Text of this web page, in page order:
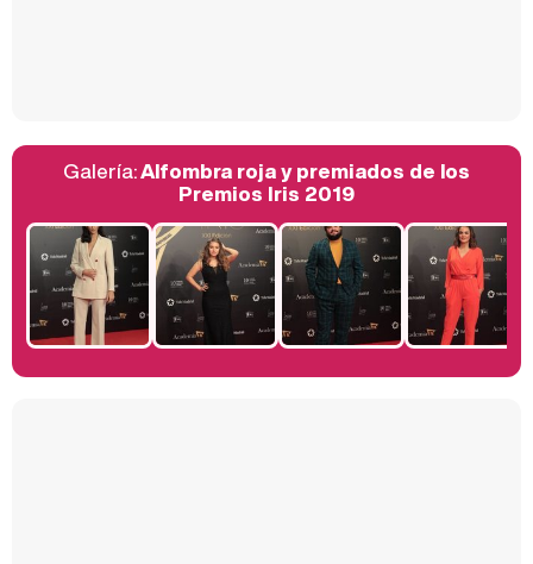
Manu Baqueiro: "Tuve como referente a Bruce Willis en 'Luz de Luna' para mi trabajo en la serie 'Perdiendo el juicio'"
Galería:Alfombra roja y premiados de los
Premios Iris 2019